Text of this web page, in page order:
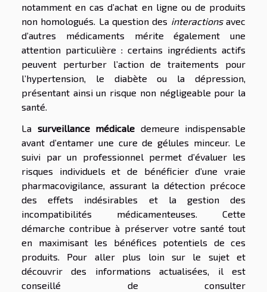
notamment en cas d’achat en ligne ou de produits
non homologués. La question des interactionsavec
d’autres médicaments mérite également une
attention particulière : certains ingrédients actifs
peuvent perturber l’action de traitements pour
l’hypertension, le diabète ou la dépression,
présentant ainsi un risque non négligeable pour la
santé.
La surveillance médicale demeure indispensable
avant d’entamer une cure de gélules minceur. Le
suivi par un professionnel permet d’évaluer les
risques individuels et de bénéficier d’une vraie
pharmacovigilance, assurant la détection précoce
des effets indésirables et la gestion des
incompatibilités médicamenteuses. Cette
démarche contribue à préserver votre santé tout
en maximisant les bénéfices potentiels de ces
produits. Pour aller plus loin sur le sujet et
découvrir des informations actualisées, il est
conseillé de consulter